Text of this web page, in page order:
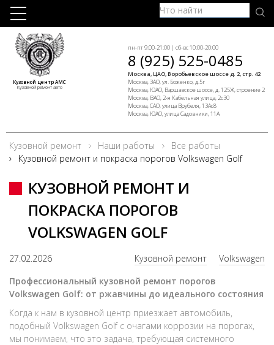
Кузовной центр АМС
Кузовной ремонт авто
пн-пт 9:00-21:00 | сб-вс 10:00-20:00
8 (925) 525-0485
Москва, ЦАО, Воробьевское шоссе д. 2, стр. 42
Москва, ЗАО, ул. Боженко, д.5г
Москва, ЮАО, Варшавское шоссе, д. 125Ж, строение 2
Москва, ВАО, 2-я Кабельная улица, 2с30
Москва, САО, улица Врубеля, 13Ас8
Москва, ЮАО, улица Садовники, 11А
Кузовной ремонт Наши работы
Все работы
Кузовной ремонт и покраска порогов Volkswagen Golf
КУЗОВНОЙ РЕМОНТ И
ПОКРАСКА ПОРОГОВ
VOLKSWAGEN GOLF
27.02.2026 Кузовной ремонт
Volkswagen
Профессиональный кузовной ремонт порогов
Volkswagen Golf: от ржавчины до идеального состояния
Когда к нам в кузовной центр приезжает автомобиль,
подобный Volkswagen Golf с очагами коррозии на порогах,
мы понимаем, что это задача, требующая системного